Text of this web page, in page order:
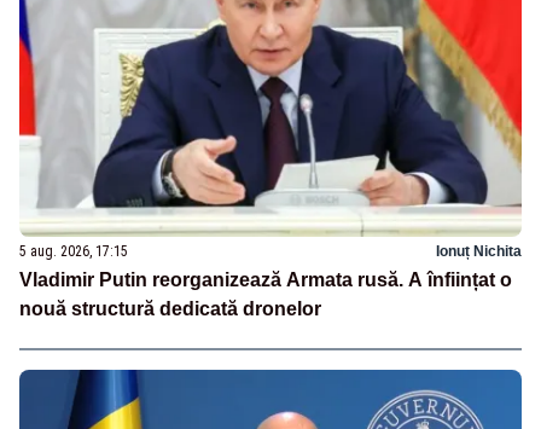
5 aug. 2026, 17:15 Ionuț Nichita
Vladimir Putin reorganizează Armata rusă. A înființat o
nouă structură dedicată dronelor